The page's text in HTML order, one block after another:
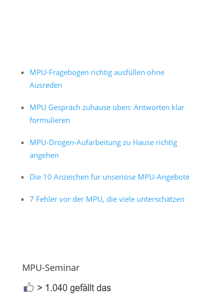
MPU-Fragebogen richtig ausfüllen ohne
Ausreden
MPU Gespräch zuhause üben: Antworten klar
formulieren
MPU-Drogen-Aufarbeitung zu Hause richtig
angehen
Die 10 Anzeichen für unseriöse MPU-Angebote
7 Fehler vor der MPU, die viele unterschätzen
MPU-Seminar